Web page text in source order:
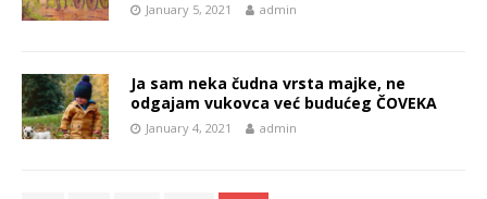
January 5, 2021 admin
Ja sam neka čudna vrsta majke, ne
odgajam vukovca već budućeg ČOVEKA
January 4, 2021 admin